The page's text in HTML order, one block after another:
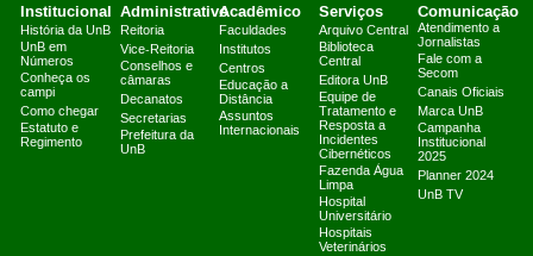
Institucional
História da UnB
UnB em
Números
Conheça os
campi
Como chegar
Estatuto e
Regimento
Administrativo
Reitoria
Vice-Reitoria
Conselhos e
câmaras
Decanatos
Secretarias
Prefeitura da
UnB
Acadêmico
Faculdades
Institutos
Centros
Educação a
Distância
Assuntos
Internacionais
Serviços
Arquivo Central
Biblioteca
Central
Editora UnB
Equipe de
Tratamento e
Resposta a
Incidentes
Cibernéticos
Fazenda Água
Limpa
Hospital
Universitário
Hospitais
Veterinários
Comunicação
Atendimento a
Jornalistas
Fale com a
Secom
Canais Oficiais
Marca UnB
Campanha
Institucional
2025
Planner 2024
UnB TV